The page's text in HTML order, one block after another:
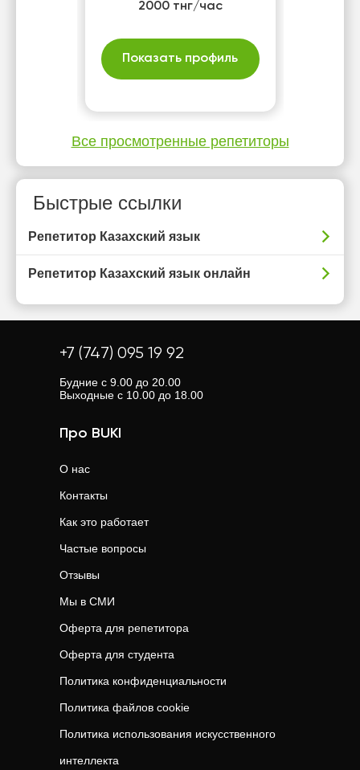
2000 тнг/час
Показать профиль
Все просмотренные репетиторы
Быстрые ссылки
Репетитор Казахский язык
Репетитор Казахский язык онлайн
+7 (747) 095 19 92
Будние с 9.00 до 20.00
Выходные с 10.00 до 18.00
Про BUKI
О нас
Контакты
Как это работает
Частые вопросы
Отзывы
Мы в СМИ
Оферта для репетитора
Оферта для студента
Политика конфиденциальности
Политика файлов cookie
Политика использования искусственного
интеллекта